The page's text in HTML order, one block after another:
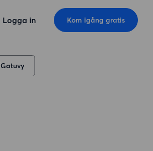
Logga in Kom igång gratis
Gatuvy